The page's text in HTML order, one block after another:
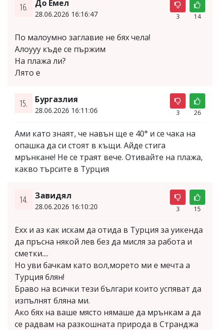
16. До Емел
28.06.2026 16:16:47 3 14
По малоумно заглавие не бях чела!
Алоууу къде се пържим
На плажа ли?
Лято е
15. Бургазлия
28.06.2026 16:11:06 3 26
Ами като знаят, че навън ще е 40° и се чака на
опашка да си стоят в къщи. Айде стига
мрънкане! Не се траят вече. Отивайте на плажа,
какво търсите в Турция
14. Завидял
28.06.2026 16:10:20 3 15
Ехх и аз как искам да отида в Турция за уикенда
да пръсна някой лев без да мисля за работа и
сметки....
Но уви бачкам като вол,морето ми е мечта а
Турция блян!
Браво на всички тези българи които успяват да
изпълнят бляна ми.
Ако бях на ваше място нямаше да мрънкам а да
се радвам на разкошната природа в Странджа